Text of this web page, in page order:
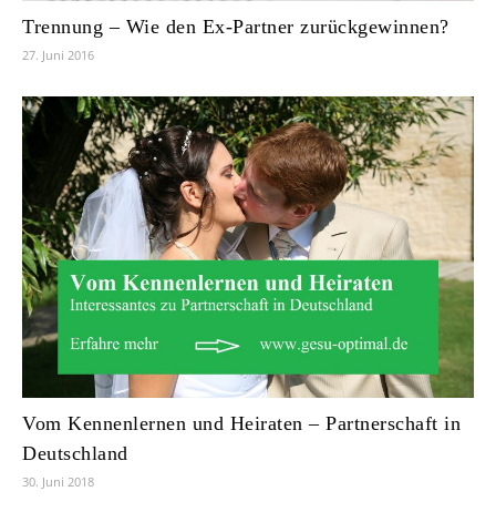
Trennung – Wie den Ex-Partner zurückgewinnen?
27. Juni 2016
Vom Kennenlernen und Heiraten – Partnerschaft in
Deutschland
30. Juni 2018